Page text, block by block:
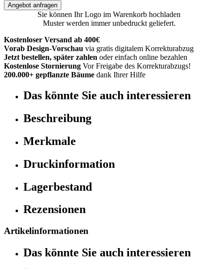
Angebot anfragen
Sie können Ihr Logo im Warenkorb hochladen
Muster werden immer unbedruckt geliefert.
Kostenloser Versand ab 400€
Vorab Design-Vorschau via gratis digitalem Korrekturabzug
Jetzt bestellen, später zahlen oder einfach online bezahlen
Kostenlose Stornierung Vor Freigabe des Korrekturabzugs!
200.000+ gepflanzte Bäume dank Ihrer Hilfe
Das könnte Sie auch interessieren
Beschreibung
Merkmale
Druckinformation
Lagerbestand
Rezensionen
Artikelinformationen
Das könnte Sie auch interessieren